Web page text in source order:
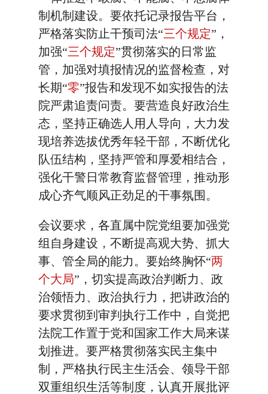
制机制建设。要依托记录报告平台，
严格落实防止干预司法“三个规定”，
加强“三个规定”贯彻落实的日常监
管，加强对填报情况的监督检查，对
长期“零”报告和发现不如实报告的法
院严肃追责问责。要营造良好政治生
态，坚持正确选人用人导向，大力发
现培养选拔优秀年轻干部，不断优化
队伍结构，坚持严管和厚爱相结合，
强化干警日常教育监督管理，推动形
成心齐气顺风正劲足的干事氛围。
会议要求，各直属中院党组要加强党
组自身建设，不断提高观大势、抓大
事、管全局的能力。要始终胸怀“两
个大局”，切实提高政治判断力、政
治领悟力、政治执行力，把讲政治的
要求贯彻到审判执行工作中，自觉把
法院工作置于党和国家工作大局来谋
划推进。要严格贯彻落实民主集中
制，严格执行民主生活会、领导干部
双重组织生活等制度，认真开展批评